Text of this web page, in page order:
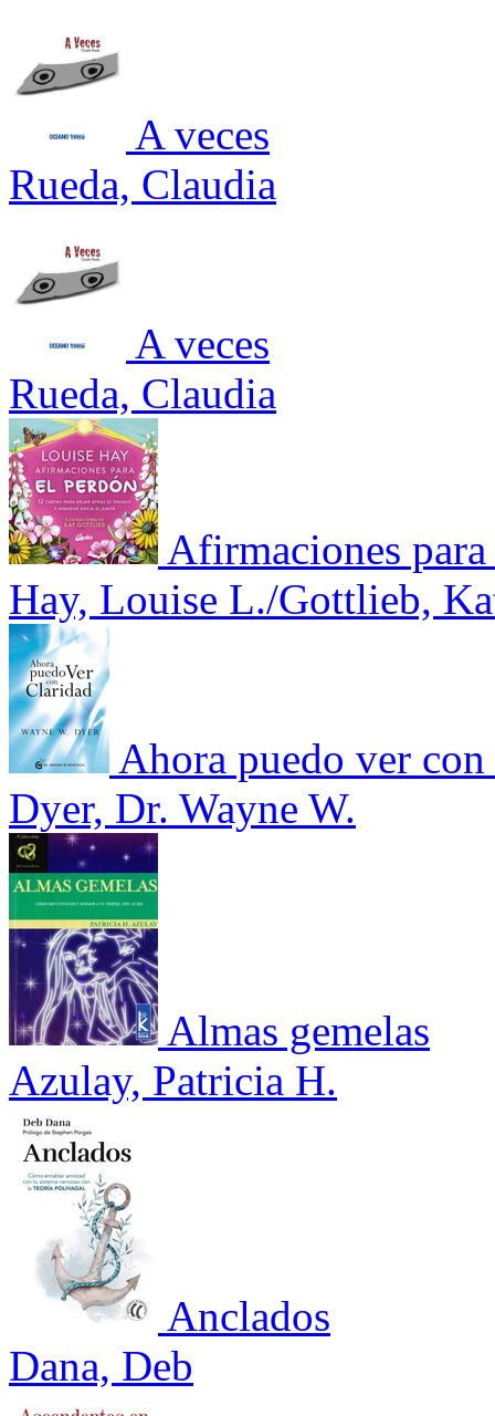
A veces
Rueda, Claudia
A veces
Rueda, Claudia
Afirmaciones
Hay, Louise L./Gottlieb,
Ahora puedo ver
Dyer, Dr. Wayne W.
Almas gemelas
Azulay, Patricia H.
Anclados
Dana, Deb